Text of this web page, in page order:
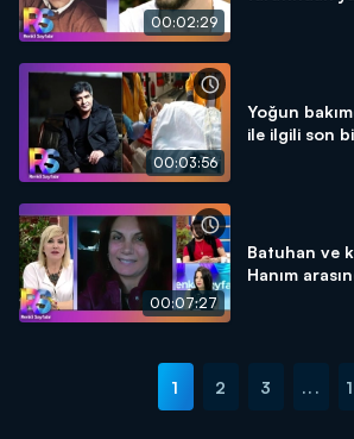
00:02:29
00:03:56
Yoğun
ile ilgili son
00:07:27
Batuhan ve
Hanım
1 2 3 ...